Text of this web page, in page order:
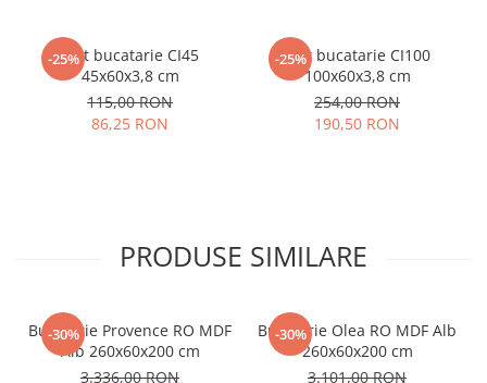
-25%
Blat bucatarie CI45
45x60x3,8 cm
115,00 RON
86,25 RON
-25%
Blat bucatarie CI100
100x60x3,8 cm
254,00 RON
190,50 RON
PRODUSE SIMILARE
-30%
Bucatarie Provence RO MDF
Alb 260x60x200 cm
3.336,00 RON
-30%
Bucătărie Olea RO MDF Alb
260x60x200 cm
3.101,00 RON